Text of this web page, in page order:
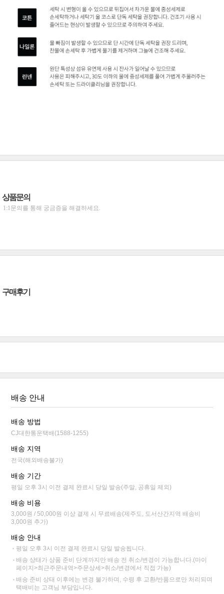
상품문의
1:1문의를 통해 궁금증을 해결하세요.
구매후기
배송 안내
배송 방법
CJ대한통운택배(1588-1255)
배송 지역
전국(해외배송불가)
배송 기간
평일 오후 3시 이전 결제 완료시 당일 발송(주말, 공휴일 제외)
배송 비용
3,000원 / 50,000원 이상 결제 시 무료배송(제주도, 도서산간지역 배송비
3,000원 추가)
배송 안내
평일 오후 3시 이전 결제 완료시 당일 발송됩니다.
배송 상태가 상품 준비 단계까지만 배송 전 취소/변경이 가능합니다.(마이
페이지>최근주문내역>주문상세>취소/변경에서 직접 가능)
배송 준비 상태 이후에는 변경 불가하며, 수령 후 교환/반품으로만 처리되며
택배비는 고객님 부담입니다.